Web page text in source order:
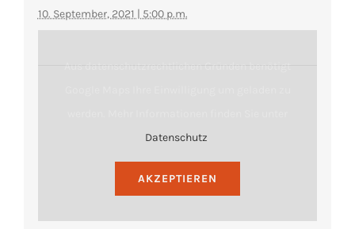
10. September, 2021 | 5:00 p.m.
Aus datenschutzrechtlichen Gründen benötigt
Datenschutz
AKZEPTIEREN